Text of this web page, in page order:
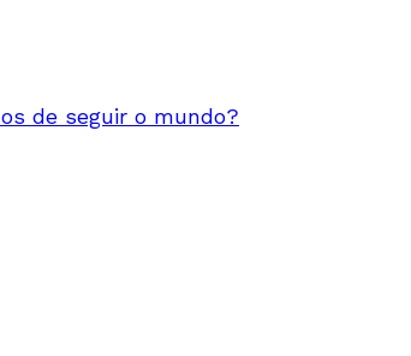
de seguir o mundo?